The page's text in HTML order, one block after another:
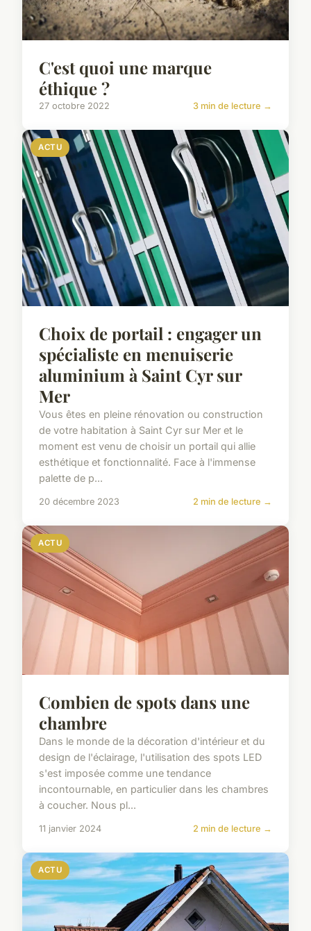
C'est quoi une marque
éthique ?
27 octobre 2022 3 min de lecture →
ACTU
Choix de portail : engager un
spécialiste en menuiserie
aluminium à Saint Cyr sur
Mer
Vous êtes en pleine rénovation ou construction
de votre habitation à Saint Cyr sur Mer et le
moment est venu de choisir un portail qui allie
esthétique et fonctionnalité. Face à l'immense
palette de p...
20 décembre 2023 2 min de lecture →
ACTU
Combien de spots dans une
chambre
Dans le monde de la décoration d'intérieur et du
design de l'éclairage, l'utilisation des spots LED
s'est imposée comme une tendance
incontournable, en particulier dans les chambres
à coucher. Nous pl...
11 janvier 2024 2 min de lecture →
ACTU